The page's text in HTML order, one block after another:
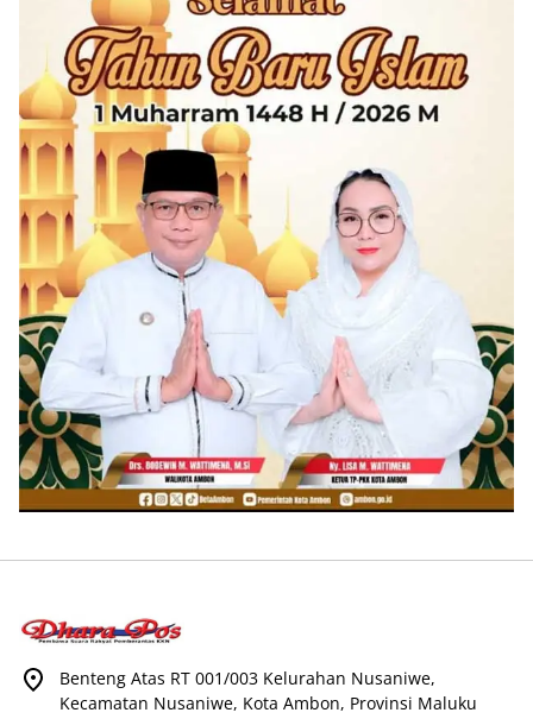
Benteng Atas RT 001/003 Kelurahan Nusaniwe,
Kecamatan Nusaniwe, Kota Ambon, Provinsi Maluku